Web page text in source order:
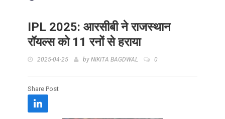
IPL 2025: आरसीबी ने राजस्थान
रॉयल्स को 11 रनों से हराया
2025-04-25 by NIKITA BAGDWAL 0
Share Post